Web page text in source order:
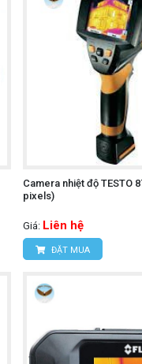
Camera nhiệt độ TESTO
pixels)
Giá: Liên hệ
ĐẶT MUA